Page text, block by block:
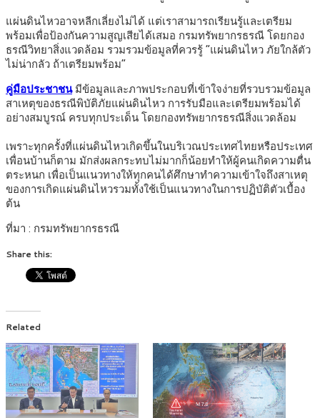
แผ่นดินไหวอาจหลีกเลี่ยงไม่ได้ แต่เราสามารถเรียนรู้และเตรียม
พร้อมเพื่อป้องกันความสูญเสียได้เสมอ กรมทรัพยากรธรณี โดยกอง
ธรณีวิทยาสิ่งแวดล้อม รวมรวมข้อมูลที่ควรรู้ “แผ่นดินไหว ภัยใกล้ตัว
ไม่น่ากลัว ถ้าเตรียมพร้อม”
คู่มือประชาชนมีข้อมูลและภาพประกอบที่เข้าใจง่ายที่รวบรวมข้อมูล
สาเหตุของธรณีพิบัติภัยแผ่นดินไหว การรับมือและเตรียมพร้อมได้
อย่างสมบูรณ์ ครบทุกประเด็น โดยกองทรัพยากรธรณีสิ่งแวดล้อม
เพราะทุกครั้งที่แผ่นดินไหวเกิดขึ้นในบริเวณประเทศไทยหรือประเทศ
เพื่อนบ้านก็ตาม มักส่งผลกระทบไม่มากก็น้อยทำให้ผู้คนเกิดความตื่น
ตระหนก เพื่อเป็นแนวทางให้ทุกคนได้ศึกษาทำความเข้าใจถึงสาเหตุ
ของการเกิดแผ่นดินไหวรวมทั้งใช้เป็นแนวทางในการปฏิบัติตัวเบื้อง
ต้น
ที่มา : กรมทรัพยากรธรณี
Share this:
Related